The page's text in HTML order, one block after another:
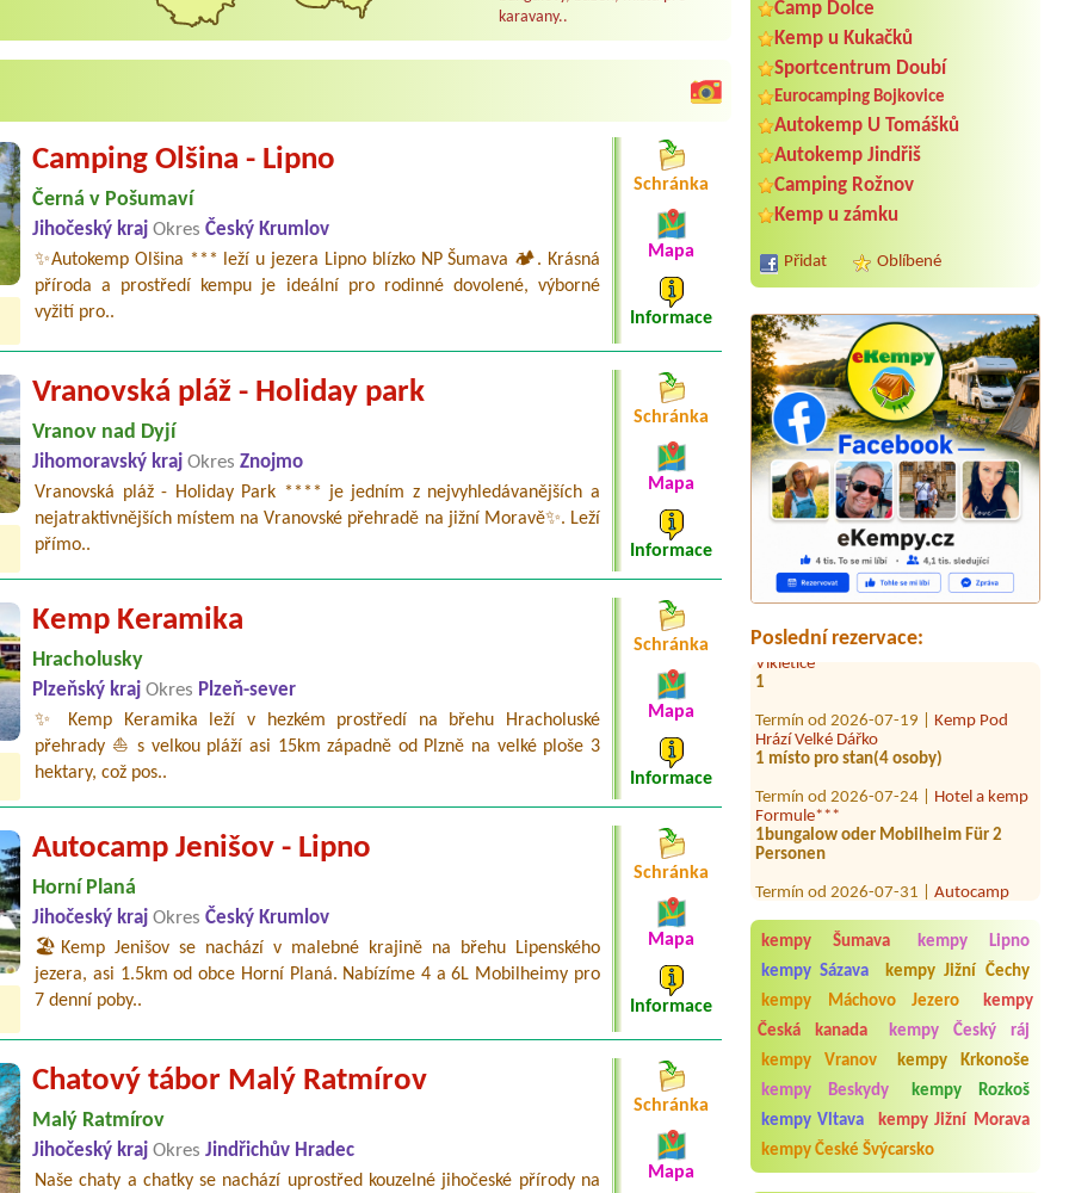
Camp Dolce
Kemp u Kukačků
Sportcentrum Doubí
Eurocamping Bojkovice
Autokemp U Tomášků
Autokemp Jindřiš
Camping Rožnov
Kemp u zámku
Přidat Oblíbené
Poslední rezervace:
Termín od 2026-08-01 |Autocamp
Milovice
2 místa pro stan, 2 dospělé osoby a 6
děti
Termín od 2026-08-07 |Chatová
osada Slunečnice
2 dospělý + 1 dítě
Vikletice
Termín od 2026-07-19 |
Hrází Velké Dářko
1 místo pro stan(4 osoby)
Termín od 2026-07-24 |Hotel a kemp
Formule***
1bungalow oder Mobilheim Für 2
Personen
Termín od 2026-07-31 |
Nové Město
1 Stellplatz 3 Personen
Termín od 2026-08-06 |Kemp Obora
4L chatka, 2x dospělí a 2x dítě 4 a 7
let
Termín od 2026-08-03 |Autocamp
Slapy Skalice
Chata čtyřlůžková
Termín od 2026-08-21 |
Autocamp
OASA Staňkov
1 stan 2 osoby + pes
kempy Šumava
kempy Lipno
kempy Sázava
kempy Jižní Čechy
kempy Máchovo Jezero
kempy
Česká kanada
kempy Český ráj
kempy Vranov
kempy Krkonoše
kempy Beskydy
kempy Rozkoš
kempy Vltava
kempy Jižní Morava
kempy České Švýcarsko
karavany..
Camping Olšina - Lipno
Černá v Pošumaví
Jihočeský krajOkres Český Krumlov
✨Autokemp Olšina *** leží u jezera Lipno blízko NP Šumava 🏕️. Krásná
příroda a prostředí kempu je ideální pro rodinné dovolené, výborné
vyžití pro..
Schránka
Mapa
Informace
Vranovská pláž - Holiday park
Vranov nad Dyjí
Jihomoravský krajOkres Znojmo
Vranovská pláž - Holiday Park **** je jedním z nejvyhledávanějších a
nejatraktivnějších místem na Vranovské přehradě na jižní Moravě✨. Leží
přímo..
Schránka
Mapa
Informace
Kemp Keramika
Hracholusky
Plzeňský krajOkres Plzeň-sever
✨ Kemp Keramika leží v hezkém prostředí na břehu Hracholuské
přehrady ⛵ s velkou pláží asi 15km západně od Plzně na velké ploše 3
hektary, což pos..
Schránka
Mapa
Informace
Autocamp Jenišov - Lipno
Horní Planá
Jihočeský krajOkres Český Krumlov
🏖️Kemp Jenišov se nachází v malebné krajině na břehu Lipenského
jezera, asi 1.5km od obce Horní Planá. Nabízíme 4 a 6L Mobilheimy pro
7 denní poby..
Schránka
Mapa
Informace
Chatový tábor Malý Ratmírov
Malý Ratmírov
Jihočeský krajOkres Jindřichův Hradec
Naše chaty a chatky se nachází uprostřed kouzelné jihočeské přírody na
Schránka
Mapa